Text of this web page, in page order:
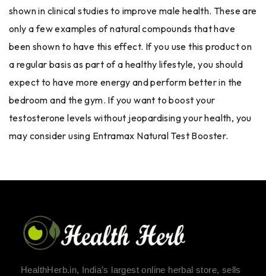
shown in clinical studies to improve male health. These are
only a few examples of natural compounds that have
been shown to have this effect. If you use this product on
a regular basis as part of a healthy lifestyle, you should
expect to have more energy and perform better in the
bedroom and the gym. If you want to boost your
testosterone levels without jeopardising your health, you
may consider using Entramax Natural Test Booster.
HealthHerb.in, India’s largest online herbal store, sells